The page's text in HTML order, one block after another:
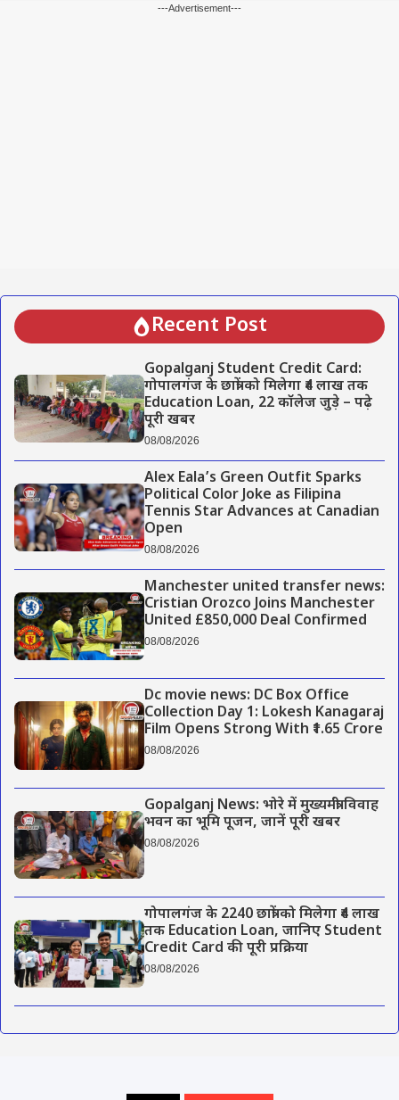
---Advertisement---
Recent Post
Gopalganj Student Credit Card:
गोपालगंज के छात्रों को मिलेगा ₹4 लाख तक
Education Loan, 22 कॉलेज जुड़े – पढ़े
पूरी खबर
08/08/2026
Alex Eala’s Green Outfit Sparks
Political Color Joke as Filipina
Tennis Star Advances at Canadian
Open
08/08/2026
Manchester united transfer news:
Cristian Orozco Joins Manchester
United £850,000 Deal Confirmed
08/08/2026
Dc movie news: DC Box Office
Collection Day 1: Lokesh Kanagaraj
Film Opens Strong With ₹1.65 Crore
08/08/2026
Gopalganj News: भोरे में मुख्यमंत्री विवाह
भवन का भूमि पूजन, जानें पूरी खबर
08/08/2026
गोपालगंज के 2240 छात्रों को मिलेगा ₹4 लाख
तक Education Loan, जानिए Student
Credit Card की पूरी प्रक्रिया
08/08/2026